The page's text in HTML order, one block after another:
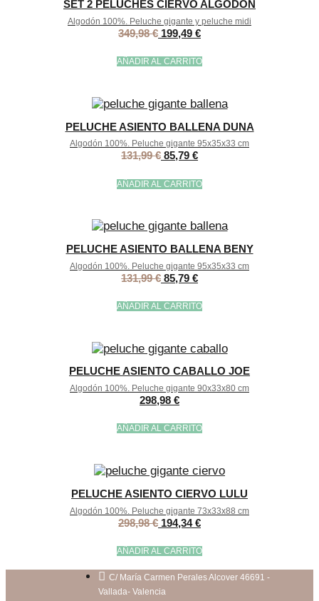
SET 2 PELUCHES CIERVO ALGODÓN
Algodón 100%. Peluche gigante y peluche midi
349,98€ 199,49 €
AÑADIR AL CARRITO
PELUCHE ASIENTO BALLENA DUNA
Algodón 100%. Peluche gigante 95x35x33 cm
131,99€ 85,79 €
AÑADIR AL CARRITO
PELUCHE ASIENTO BALLENA BENY
Algodón 100%. Peluche gigante 95x35x33 cm
131,99€ 85,79 €
AÑADIR AL CARRITO
PELUCHE ASIENTO CABALLO JOE
Algodón 100%. Peluche gigante 90x33x80 cm
298,98 €
AÑADIR AL CARRITO
PELUCHE ASIENTO CIERVO LULU
Algodón 100%. Peluche gigante 73x33x88 cm
298,98€ 194,34€
AÑADIR AL CARRITO
C/ María Carmen Perales Alcover 46691 -
Vallada- Valencia